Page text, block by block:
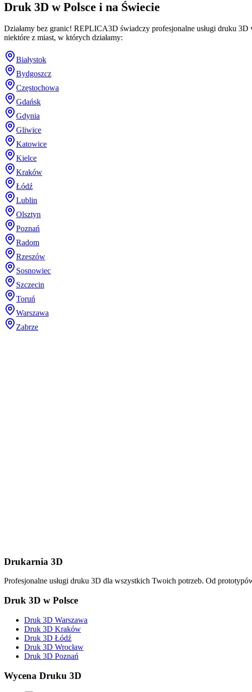
Druk 3D w Polsce i na Świecie
Działamy bez granic! REPLICA3D świadczy profesjonalne usługi druku
niektóre z miast, w których działamy:
Białystok
Bydgoszcz
Częstochowa
Gdańsk
Gdynia
Gliwice
Katowice
Kielce
Kraków
Łódź
Lublin
Olsztyn
Poznań
Radom
Rzeszów
Sosnowiec
Szczecin
Toruń
Warszawa
Zabrze
Drukarnia 3D
Profesjonalne usługi druku 3D dla wszystkich Twoich potrzeb. Od
Druk 3D w Polsce
Druk 3D Warszawa
Druk 3D Kraków
Druk 3D Łódź
Druk 3D Wrocław
Druk 3D Poznań
Wycena Druku 3D